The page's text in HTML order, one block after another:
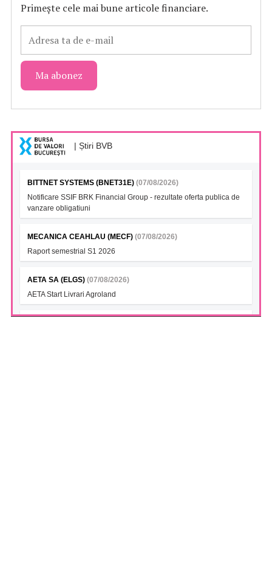
Primește cele mai bune articole financiare.
| Știri BVB
BITTNET SYSTEMS (BNET31E) (07/08/2026)
Notificare SSIF BRK Financial Group - rezultate oferta publica de
vanzare obligatiuni
MECANICA CEAHLAU (MECF) (07/08/2026)
Raport semestrial S1 2026
AETA SA (ELGS) (07/08/2026)
AETA Start Livrari Agroland